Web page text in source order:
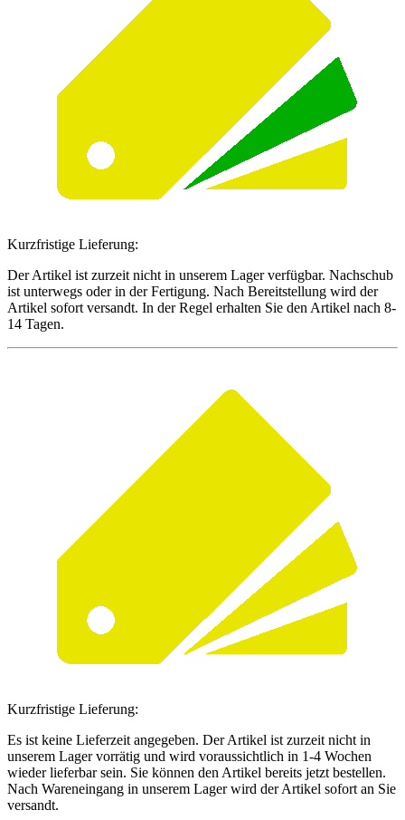
Kurzfristige Lieferung:
Der Artikel ist zurzeit nicht in unserem Lager verfügbar. Nachschub
ist unterwegs oder in der Fertigung. Nach Bereitstellung wird der
Artikel sofort versandt. In der Regel erhalten Sie den Artikel nach 8-
14 Tagen.
Kurzfristige Lieferung:
Es ist keine Lieferzeit angegeben. Der Artikel ist zurzeit nicht in
unserem Lager vorrätig und wird voraussichtlich in 1-4 Wochen
wieder lieferbar sein. Sie können den Artikel bereits jetzt bestellen.
Nach Wareneingang in unserem Lager wird der Artikel sofort an Sie
versandt.